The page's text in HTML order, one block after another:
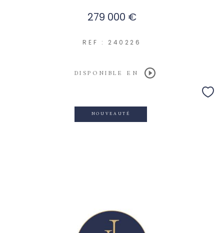
279 000 €
REF : 240226
DISPONIBLE EN
NOUVEAUTÉ